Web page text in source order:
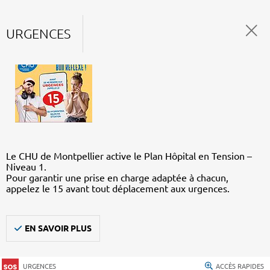
URGENCES
Le CHU de Montpellier active le Plan Hôpital en Tension –
Niveau 1.
Pour garantir une prise en charge adaptée à chacun,
appelez le 15 avant tout déplacement aux urgences.
EN SAVOIR PLUS
URGENCES ACCÈS RAPIDES